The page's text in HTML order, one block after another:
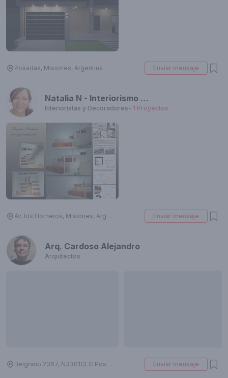
Posadas, Misiones, Argentina Enviar mensaje
Natalia N - Interiorismo y Diseño
Interioristas y Decoradores- 1 Proyectos
Av. los Horneros, Misiones, Argentina Enviar mensaje
Arq. Cardoso Alejandro
Arquitectos
Belgrano 2367, N3301GLG Posadas, Misiones, Argentina Enviar mensaje